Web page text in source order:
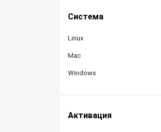
Система
Linux
Mac
Windows
Активация